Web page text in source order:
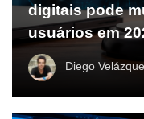
digitais pode
usuários em
Diego